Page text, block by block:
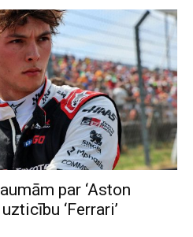
par ‘Aston
‘Ferrari’